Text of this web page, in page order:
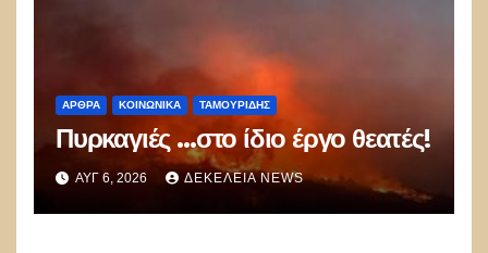
ΑΡΘΡΑ ΚΟΙΝΩΝΙΚΑ ΤΑΜΟΥΡΊΔΗΣ
Πυρκαγιές …στο ίδιο έργο θεατές!
ΑΥΓ 6, 2026 ΔΕΚΈΛΕΙΑ NEWS